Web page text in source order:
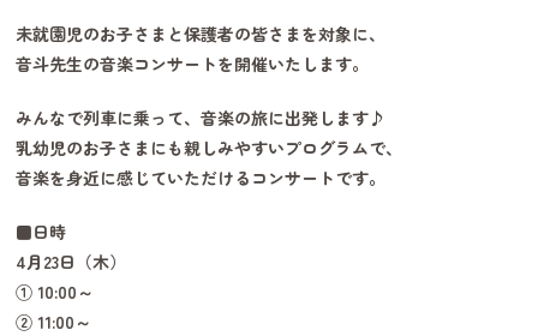
未就園児のお子さまと保護者の皆さまを対象に、
音斗先生の音楽コンサートを開催いたします。
みんなで列車に乗って、音楽の旅に出発します♪
乳幼児のお子さまにも親しみやすいプログラムで、
音楽を身近に感じていただけるコンサートです。
■日時
4月23日（木）
① 10:00～
② 11:00～